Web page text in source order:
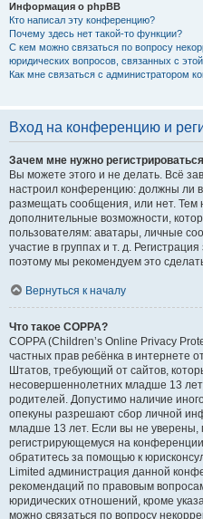
Информация о phpBB
Кто написал эту конференцию?
Почему здесь нет такой-то функции?
С кем можно связаться по вопросу
юридических вопросов, связанных с
Как мне связаться с администратором
Вход на конференцию и
Зачем мне нужно
Вы можете этого и не делать. Всё
настроил конференцию: должны ли
размещать сообщения, или нет. Тем
дополнительные возможности,
пользователям: аватары, личные
участие в группах и т. д.
поэтому мы рекомендуем это
Вернуться к началу
Что такое COPPA?
COPPA (Children’s Online Privacy
частных прав ребёнка в интернете
Штатов, требующий от сайтов,
несовершеннолетних младше 13
родителей. Допустимо наличие
опекуны разрешают сбор личной
младше 13 лет. Если вы не уверены,
регистрирующемуся на
обратитесь за помощью к
Limited администрация данной
рекомендаций по правовым
юридических отношений, кроме
можно связаться по вопросу